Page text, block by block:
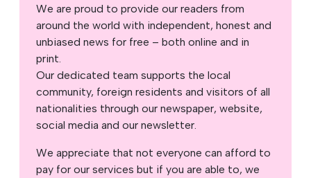
We are proud to provide our readers from
around the world with independent, honest and
unbiased news for free – both online and in
print.
Our dedicated team supports the local
community, foreign residents and visitors of all
nationalities through our newspaper, website,
social media and our newsletter.
We appreciate that not everyone can afford to
pay for our services but if you are able to, we